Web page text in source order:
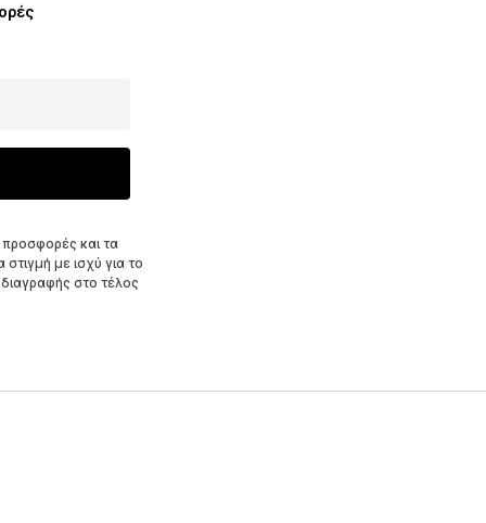
και τα
με ισχύ για το
στο τέλος